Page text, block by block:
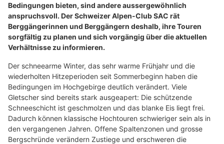
Bedingungen bieten, sind andere aussergewöhnlich
anspruchsvoll. Der Schweizer Alpen-Club SAC rät
Berggängerinnen und Berggängern deshalb, ihre Touren
sorgfältig zu planen und sich vorgängig über die aktuellen
Verhältnisse zu informieren.
Der schneearme Winter, das sehr warme Frühjahr und die
wiederholten Hitzeperioden seit Sommerbeginn haben die
Bedingungen im Hochgebirge deutlich verändert. Viele
Gletscher sind bereits stark ausgeapert: Die schützende
Schneeschicht ist geschmolzen und das blanke Eis liegt frei.
Dadurch können klassische Hochtouren schwieriger sein als in
den vergangenen Jahren. Offene Spaltenzonen und grosse
Bergschründe verändern Zustiege und erschweren die